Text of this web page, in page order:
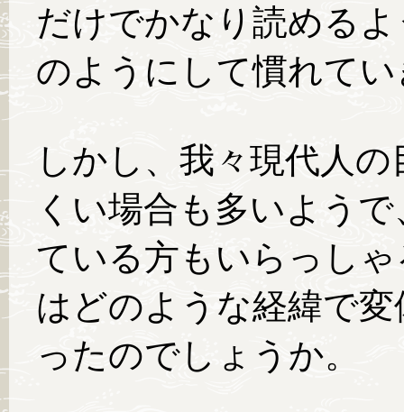
だけでかなり読める
のようにして慣れて
しかし、我々現代人
くい場合も多いよう
ている方もいらっし
はどのような経緯で
ったのでしょうか。